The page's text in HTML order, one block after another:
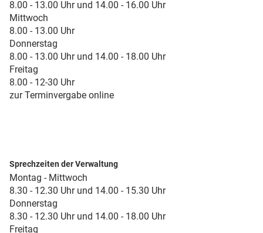
8.00 - 13.00 Uhr und 14.00 - 16.00 Uhr
Mittwoch
8.00 - 13.00 Uhr
Donnerstag
8.00 - 13.00 Uhr und 14.00 - 18.00 Uhr
Freitag
8.00 - 12-30 Uhr
zur Terminvergabe online
Sprechzeiten der Verwaltung
Montag - Mittwoch
8.30 - 12.30 Uhr und 14.00 - 15.30 Uhr
Donnerstag
8.30 - 12.30 Uhr und 14.00 - 18.00 Uhr
Freitag